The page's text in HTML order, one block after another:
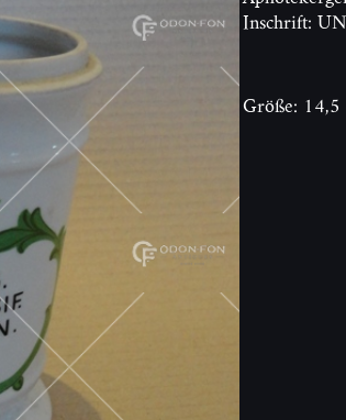
Inschrift:
Größe: 14,5